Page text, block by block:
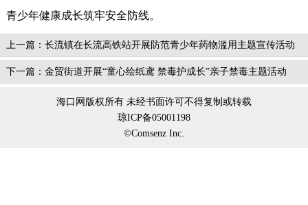
青少年健康成长筑牢安全防线。
上一篇：长流镇在长流高铁站开展防范青少年药物滥用主题宣传活动
下一篇：金贸街道开展“童心绘纸鸢 禁毒护成长”亲子禁毒主题活动
海口网版权所有 未经书面许可不得复制或转载
琼ICP备05001198
©Comsenz Inc.